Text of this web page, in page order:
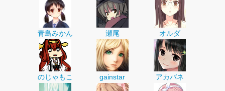
青島みかん 瀬尾 オルダ
のじゃもこ gainstar アカバネ